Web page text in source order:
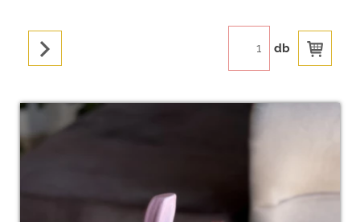
db